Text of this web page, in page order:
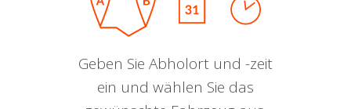
Geben Sie Abholort und -zeit
ein und wählen Sie das